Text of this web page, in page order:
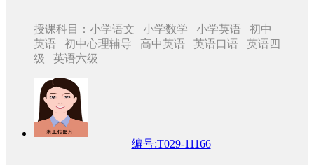
授课科目：小学语文 小学数学 小学英语 初中
英语 初中心理辅导 高中英语 英语口语 英语四
级 英语六级
编号:T029-11166